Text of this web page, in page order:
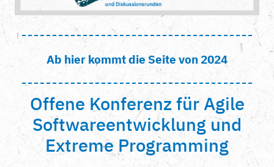
Ab hier kommt die Seite von 2024
Offene Konferenz für Agile
Softwareentwicklung und
Extreme Programming